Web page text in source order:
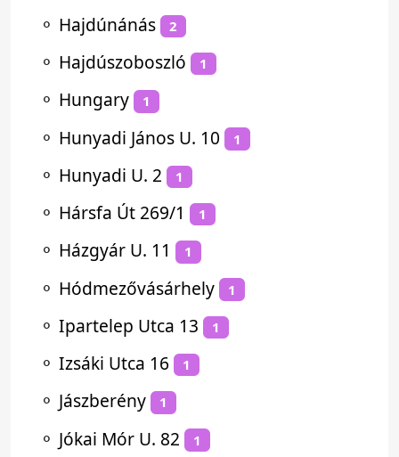
⚬ Hajdúnánás 2
⚬ Hajdúszoboszló 1
⚬ Hungary 1
⚬ Hunyadi János U. 10 1
⚬ Hunyadi U. 2 1
⚬ Hársfa Út 269/1 1
⚬ Házgyár U. 11 1
⚬ Hódmezővásárhely 1
⚬ Ipartelep Utca 13 1
⚬ Izsáki Utca 16 1
⚬ Jászberény 1
⚬ Jókai Mór U. 82 1